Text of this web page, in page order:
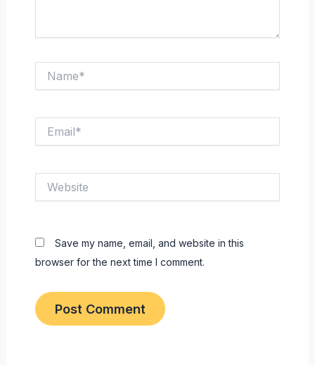
Save my name, email, and website in this
browser for the next time I comment.